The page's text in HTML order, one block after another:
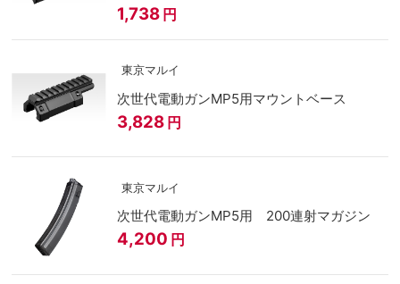
1,738 円
東京マルイ
次世代電動ガンMP5用マウントベース
3,828 円
東京マルイ
次世代電動ガンMP5用 200連射マガジン
4,200 円